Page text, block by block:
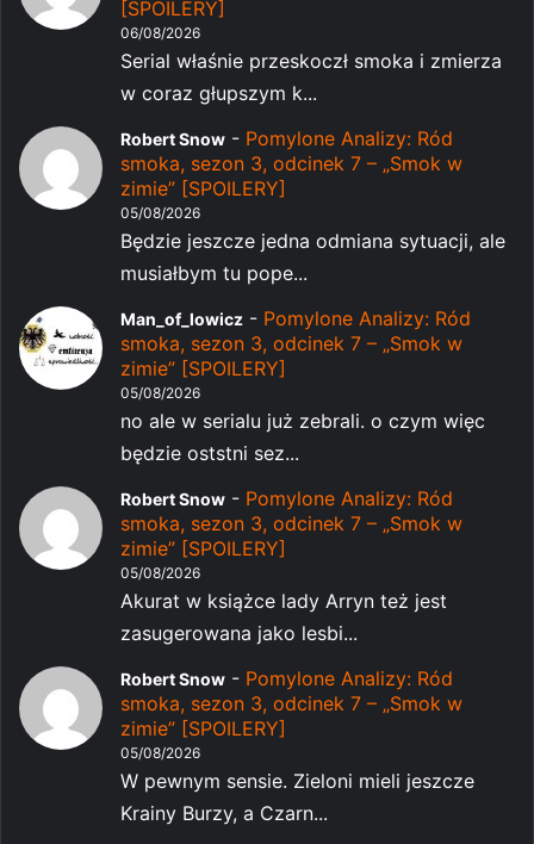
[SPOILERY]
06/08/2026
Serial właśnie przeskoczł smoka i zmierza
w coraz głupszym k...
Robert Snow - Pomylone Analizy: Ród
smoka, sezon 3, odcinek 7 – „Smok w
zimie” [SPOILERY]
05/08/2026
Będzie jeszcze jedna odmiana sytuacji, ale
musiałbym tu pope...
Man_of_lowicz - Pomylone Analizy: Ród
smoka, sezon 3, odcinek 7 – „Smok w
zimie” [SPOILERY]
05/08/2026
no ale w serialu już zebrali. o czym więc
będzie oststni sez...
Robert Snow - Pomylone Analizy: Ród
smoka, sezon 3, odcinek 7 – „Smok w
zimie” [SPOILERY]
05/08/2026
Akurat w książce lady Arryn też jest
zasugerowana jako lesbi...
Robert Snow - Pomylone Analizy: Ród
smoka, sezon 3, odcinek 7 – „Smok w
zimie” [SPOILERY]
05/08/2026
W pewnym sensie. Zieloni mieli jeszcze
Krainy Burzy, a Czarn...